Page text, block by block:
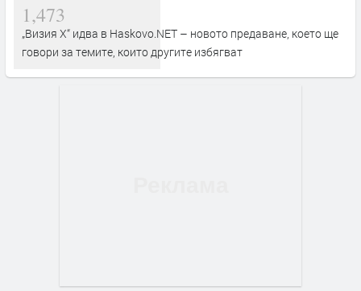
1,473
„Визия Х“ идва в Haskovo.NET – новото предаване, което ще
говори за темите, които другите избягват